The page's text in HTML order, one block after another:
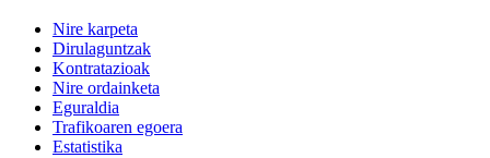
Nire karpeta
Dirulaguntzak
Kontratazioak
Nire ordainketa
Eguraldia
Trafikoaren egoera
Estatistika